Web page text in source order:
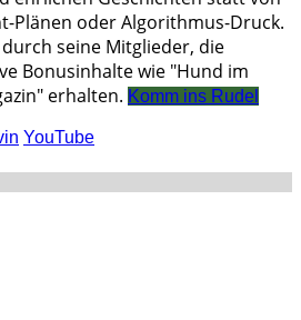
Plänen oder Algorithmus-Druck.
seine Mitglieder, die
Bonusinhalte wie "Hund im
erhalten. Komm ins Rudel
YouTube